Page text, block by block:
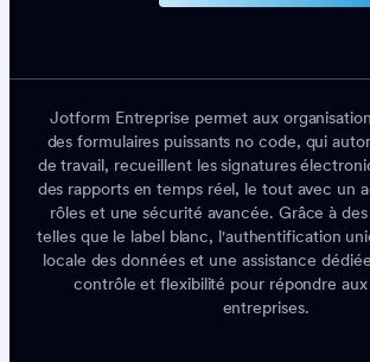
Jotform Entreprise permet aux
des formulaires puissants no code, qui
de travail, recueillent les signatures
des rapports en temps réel, le tout avec un
rôles et une sécurité avancée. Grâce à
telles que le label blanc, l'authentification
locale des données et une assistance
contrôle et flexibilité pour répondre aux
entreprises.